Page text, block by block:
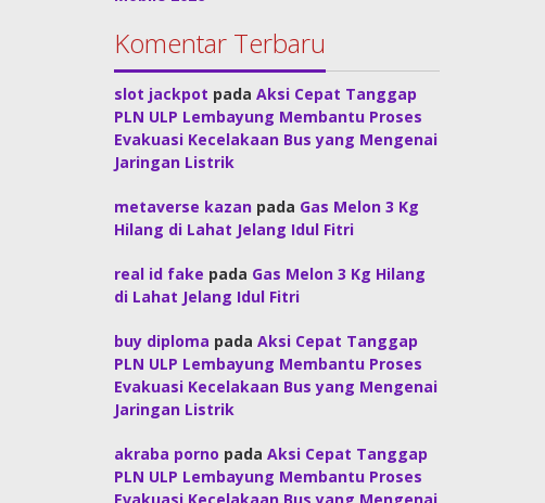
Komentar Terbaru
slot jackpot padaAksi Cepat Tanggap
PLN ULP Lembayung Membantu Proses
Evakuasi Kecelakaan Bus yang Mengenai
Jaringan Listrik
metaverse kazan pada Gas Melon 3 Kg
Hilang di Lahat Jelang Idul Fitri
real id fake pada Gas Melon 3 Kg Hilang
di Lahat Jelang Idul Fitri
buy diploma padaAksi Cepat Tanggap
PLN ULP Lembayung Membantu Proses
Evakuasi Kecelakaan Bus yang Mengenai
Jaringan Listrik
akraba porno padaAksi Cepat Tanggap
PLN ULP Lembayung Membantu Proses